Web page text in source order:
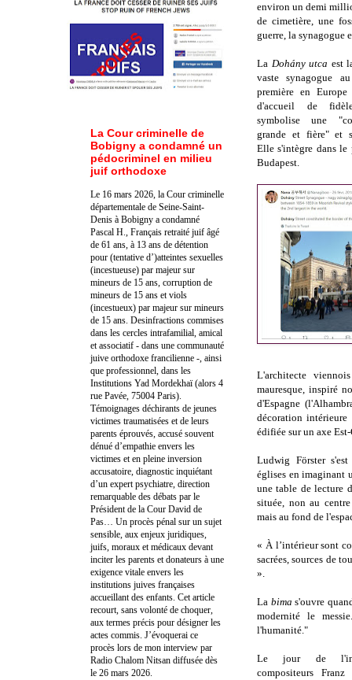
environ un demi
de cimetière, une
guerre, la synagogue
La Dohány utca est
vaste synagogue
première en
d'accueil de
symbolise une
grande et fière" et
Elle s'intègre dans le
Budapest.
L'architecte
mauresque, inspiré
d'Espagne
décoration
édifiée sur un axe
Ludwig Förster
églises en imaginant
une table de lecture
située, non au
mais au fond de
« À l’intérieur sont
sacrées, sources de
».
La bima s'ouvre
modernité le
l'humanité."
Le jour de
compositeurs
La Cour criminelle de
Bobigny a condamné un
pédocriminel en milieu
juif orthodoxe
Le 16 mars 2026, la Cour criminelle
départementale de Seine-Saint-
Denis à Bobigny a condamné
Pascal H., Français retraité juif âgé
de 61 ans, à 13 ans de détention
pour (tentative d’)atteintes sexuelles
(incestueuse) par majeur sur
mineurs de 15 ans, corruption de
mineurs de 15 ans et viols
(incestueux) par majeur sur mineurs
de 15 ans. Desinfractions commises
dans les cercles intrafamilial, amical
et associatif - dans une communauté
juive orthodoxe francilienne -, ainsi
que professionnel, dans les
Institutions Yad Mordekhaï (alors 4
rue Pavée, 75004 Paris).
Témoignages déchirants de jeunes
victimes traumatisées et de leurs
parents éprouvés, accusé souvent
dénué d’empathie envers les
victimes et en pleine inversion
accusatoire, diagnostic inquiétant
d’un expert psychiatre, direction
remarquable des débats par le
Président de la Cour David de
Pas… Un procès pénal sur un sujet
sensible, aux enjeux juridiques,
juifs, moraux et médicaux devant
inciter les parents et donateurs à une
exigence vitale envers les
institutions juives françaises
accueillant des enfants. Cet article
recourt, sans volonté de choquer,
aux termes précis pour désigner les
actes commis. J’évoquerai ce
procès lors de mon interview par
Radio Chalom Nitsan diffusée dès
le 26 mars 2026.